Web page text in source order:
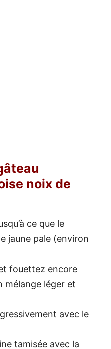
noix de
ce que le
jaune pale (environ
fouettez encore
mélange léger et
avec le
tamisée avec la